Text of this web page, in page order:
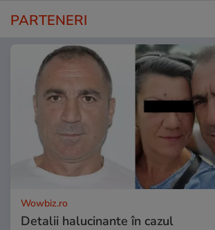
PARTENERI
Wowbiz.ro
Detalii halucinante în cazul